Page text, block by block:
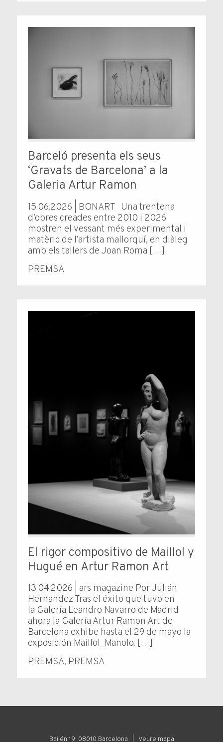
PREMSA
Barceló presenta els seus
‘Gravats de Barcelona’ a la
Galeria Artur Ramon
15.06.2026 | BONART Una trentena
d’obres creades entre 2010 i 2026
mostren el vessant més experimental i
matèric de l’artista mallorquí, en diàleg
amb els tallers de Joan Roma […]
PREMSA, PREMSA
El rigor compositivo de Maillol y
Hugué en Artur Ramon Art
13.04.2026 | ars magazine Por Julián
Hernandez Tras el éxito que tuvo en
la Galería Leandro Navarro de Madrid
ahora la Galería Artur Ramon Art de
Barcelona exhibe hasta el 29 de mayo la
exposición Maillol_Manolo. […]
Bailén 19. 08010 Barcelona | Veure mapa